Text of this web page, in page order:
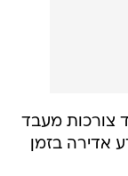
צורכות מעבד
אדירה בזמן